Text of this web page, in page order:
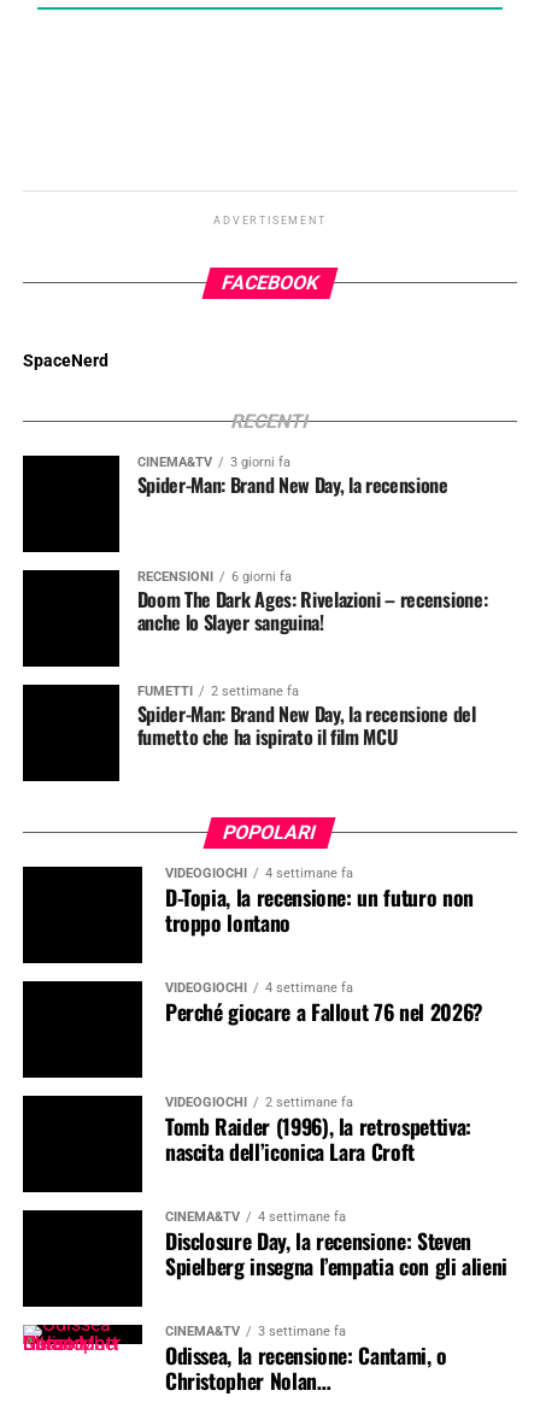
ADVERTISEMENT
FACEBOOK
SpaceNerd
RECENTI
CINEMA&TV 3 giorni fa
Spider-Man: Brand New Day, la recensione
RECENSIONI 6 giorni fa
Doom The Dark Ages: Rivelazioni – recensione:
anche lo Slayer sanguina!
FUMETTI 2 settimane fa
Spider-Man: Brand New Day, la recensione del
fumetto che ha ispirato il film MCU
POPOLARI
VIDEOGIOCHI 4 settimane fa
D-Topia, la recensione: un futuro non
troppo lontano
VIDEOGIOCHI 4 settimane fa
Perché giocare a Fallout 76 nel 2026?
VIDEOGIOCHI 2 settimane fa
Tomb Raider (1996), la retrospettiva:
nascita dell’iconica Lara Croft
CINEMA&TV 4 settimane fa
Disclosure Day, la recensione: Steven
Spielberg insegna l’empatia con gli alieni
CINEMA&TV 3 settimane fa
Odissea, la recensione: Cantami, o
Christopher Nolan…